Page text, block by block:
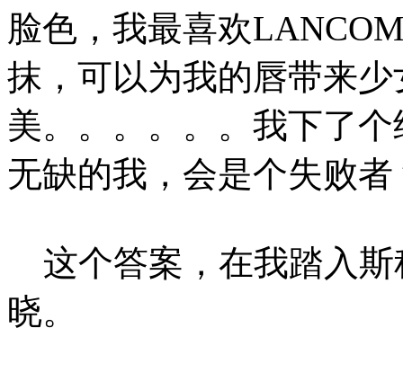
脸色，我最喜欢
抹，可以为我的唇带来
美。。。。。。我下了
无缺的我，会是个失败者
这个答案，在我踏入斯
晓。